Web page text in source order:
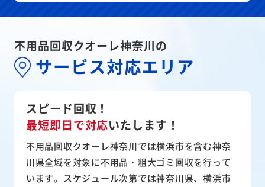
不用品回収クオーレ神奈川の
サービス対応エリア
スピード回収！
最短即日で対応いたします！
不用品回収クオーレ神奈川では横浜市を含む神奈
川県全域を対象に不用品・粗大ゴミ回収を行って
います。スケジュール次第では神奈川県、横浜市